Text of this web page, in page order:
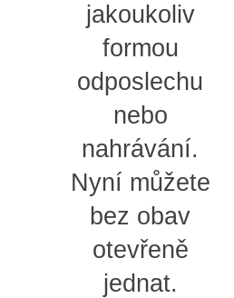
jakoukoliv
formou
odposlechu
nebo
nahrávání.
Nyní můžete
bez obav
otevřeně
jednat.